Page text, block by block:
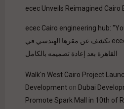
ecec Unveils Reimagined Cairo
ecec Cairo engineering hub:
“أنتم تحدثتم. نحن تحركنا.” ecec تكشف عن مقرها الهندسي في
القاهرة بعد إعادة تصميمه بالكامل
Walk'n West Cairo Project
Development on Dubai
Promote Spark Mall in 10th of